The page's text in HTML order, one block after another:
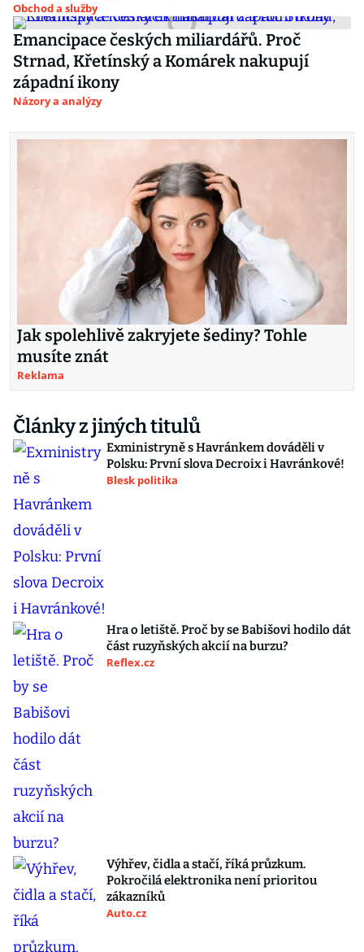
Obchod a služby
Emancipace českých miliardářů. Proč
Strnad, Křetínský a Komárek nakupují
západní ikony
Názory a analýzy
Jak spolehlivě zakryjete šediny? Tohle
musíte znát
Reklama
Články z jiných titulů
Exministryně s Havránkem dováděli v
Polsku: První slova Decroix i Havránkové!
Blesk politika
Hra o letiště. Proč by se Babišovi hodilo dát
část ruzyňských akcií na burzu?
Reflex.cz
Výhřev, čidla a stačí, říká průzkum.
Pokročilá elektronika není prioritou
zákazníků
Auto.cz